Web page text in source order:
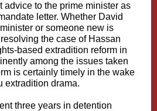
advice to the prime minister as
letter. Whether David
or someone new is
the case of Hassan
based extradition reform in
among the issues taken
is certainly timely in the wake
extradition drama.
three years in detention